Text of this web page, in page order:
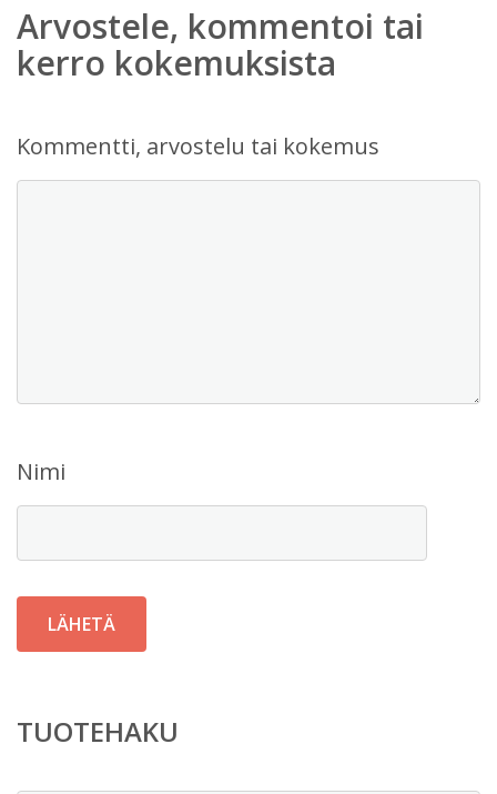
Arvostele, kommentoi tai
kerro kokemuksista
Kommentti, arvostelu tai kokemus
Nimi
TUOTEHAKU